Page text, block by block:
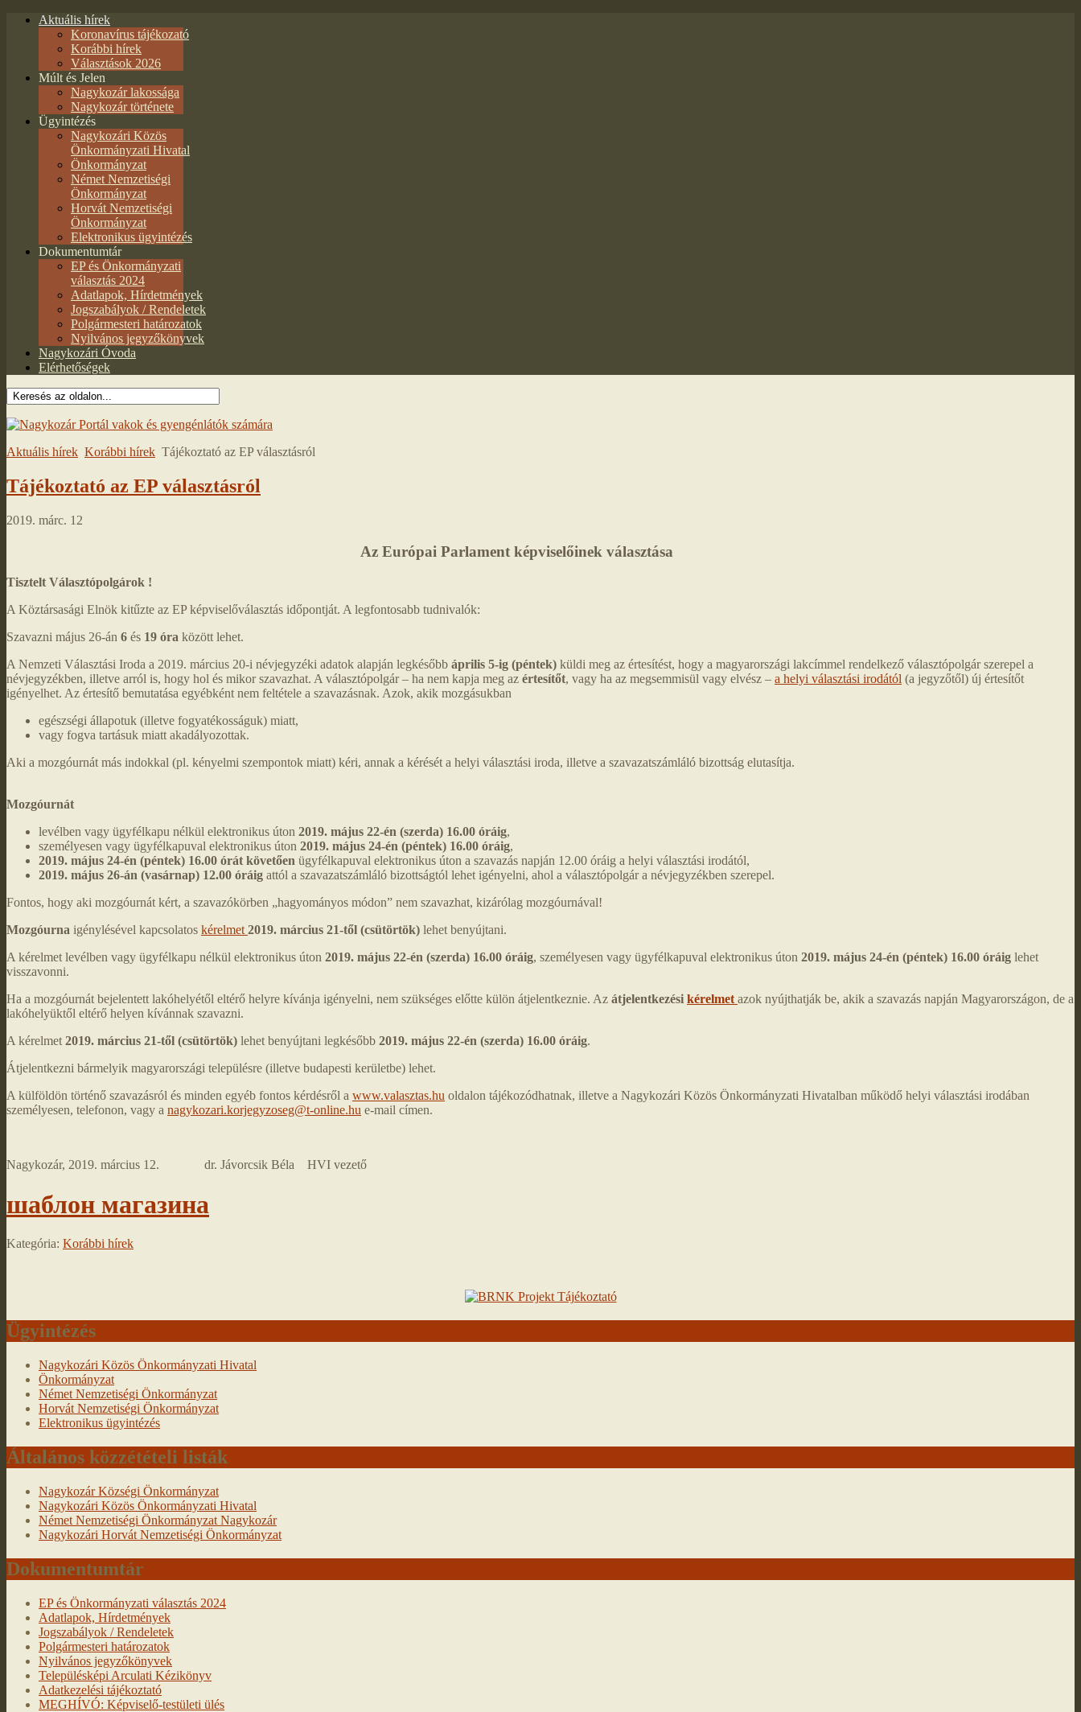
Aktuális hírek
Koronavírus tájékozató
Korábbi hírek
Választások 2026
Múlt és Jelen
Nagykozár lakossága
Nagykozár története
Ügyintézés
Nagykozári Közös
Önkormányzati Hivatal
Önkormányzat
Német Nemzetiségi
Önkormányzat
Horvát Nemzetiségi
Önkormányzat
Elektronikus ügyintézés
Dokumentumtár
EP és Önkormányzati
választás 2024
Adatlapok, Hírdetmények
Jogszabályok / Rendeletek
Polgármesteri határozatok
Nyilvános jegyzőkönyvek
Nagykozári Óvoda
Elérhetőségek
Aktuális hírek Korábbi hírek Tájékoztató az EP választásról
Tájékoztató az EP választásról
2019. márc. 12
Az Európai Parlament képviselőinek választása
Tisztelt Választópolgárok !
A Köztársasági Elnök kitűzte az EP képviselőválasztás időpontját. A legfontosabb tudnivalók:
Szavazni május 26-án 6 és 19 óra között lehet.
A Nemzeti Választási Iroda a 2019. március 20-i névjegyzéki adatok alapján legkésőbb április 5-ig (péntek) küldi meg az értesítést, hogy a magyarországi lakcímmel rendelkező választópolgár szerepel a
névjegyzékben, illetve arról is, hogy hol és mikor szavazhat. A választópolgár – ha nem kapja meg az értesítőt, vagy ha az megsemmisül vagy elvész – a helyi választási irodától (a jegyzőtől) új értesítőt
igényelhet. Az értesítő bemutatása egyébként nem feltétele a szavazásnak. Azok, akik mozgásukban
egészségi állapotuk (illetve fogyatékosságuk) miatt,
vagy fogva tartásuk miatt akadályozottak.
Aki a mozgóurnát más indokkal (pl. kényelmi szempontok miatt) kéri, annak a kérését a helyi választási iroda, illetve a szavazatszámláló bizottság elutasítja.
Mozgóurnát
levélben vagy ügyfélkapu nélkül elektronikus úton 2019. május 22-én (szerda) 16.00 óráig,
személyesen vagy ügyfélkapuval elektronikus úton 2019. május 24-én (péntek) 16.00 óráig,
2019. május 24-én (péntek) 16.00 órát követően ügyfélkapuval elektronikus úton a szavazás napján 12.00 óráig a helyi választási irodától,
2019. május 26-án (vasárnap) 12.00 óráig attól a szavazatszámláló bizottságtól lehet igényelni, ahol a választópolgár a névjegyzékben szerepel.
Fontos, hogy aki mozgóurnát kért, a szavazókörben „hagyományos módon” nem szavazhat, kizárólag mozgóurnával!
Mozgóurna igénylésével kapcsolatos kérelmet 2019. március 21-től (csütörtök) lehet benyújtani.
A kérelmet levélben vagy ügyfélkapu nélkül elektronikus úton 2019. május 22-én (szerda) 16.00 óráig, személyesen vagy ügyfélkapuval elektronikus úton 2019. május 24-én (péntek) 16.00 óráig lehet
visszavonni.
Ha a mozgóurnát bejelentett lakóhelyétől eltérő helyre kívánja igényelni, nem szükséges előtte külön átjelentkeznie. Az átjelentkezési kérelmet azok nyújthatják be, akik a szavazás napján Magyarországon, de a
lakóhelyüktől eltérő helyen kívánnak szavazni.
A kérelmet 2019. március 21-től (csütörtök) lehet benyújtani legkésőbb 2019. május 22-én (szerda) 16.00 óráig.
Átjelentkezni bármelyik magyarországi településre (illetve budapesti kerületbe) lehet.
A külföldön történő szavazásról és minden egyéb fontos kérdésről a www.valasztas.hu oldalon tájékozódhatnak, illetve a Nagykozári Közös Önkormányzati Hivatalban működő helyi választási irodában
személyesen, telefonon, vagy a nagykozari.korjegyzoseg@t-online.hu e-mail címen.
Nagykozár, 2019. március 12. dr. Jávorcsik Béla HVI vezető
шаблон магазина
Kategória: Korábbi hírek
Ügyintézés
Nagykozári Közös Önkormányzati Hivatal
Önkormányzat
Német Nemzetiségi Önkormányzat
Horvát Nemzetiségi Önkormányzat
Elektronikus ügyintézés
Általános közzétételi listák
Nagykozár Községi Önkormányzat
Nagykozári Közös Önkormányzati Hivatal
Német Nemzetiségi Önkormányzat Nagykozár
Nagykozári Horvát Nemzetiségi Önkormányzat
Dokumentumtár
EP és Önkormányzati választás 2024
Adatlapok, Hírdetmények
Jogszabályok / Rendeletek
Polgármesteri határozatok
Nyilvános jegyzőkönyvek
Településképi Arculati Kézikönyv
Adatkezelési tájékoztató
MEGHÍVÓ: Képviselő-testületi ülés